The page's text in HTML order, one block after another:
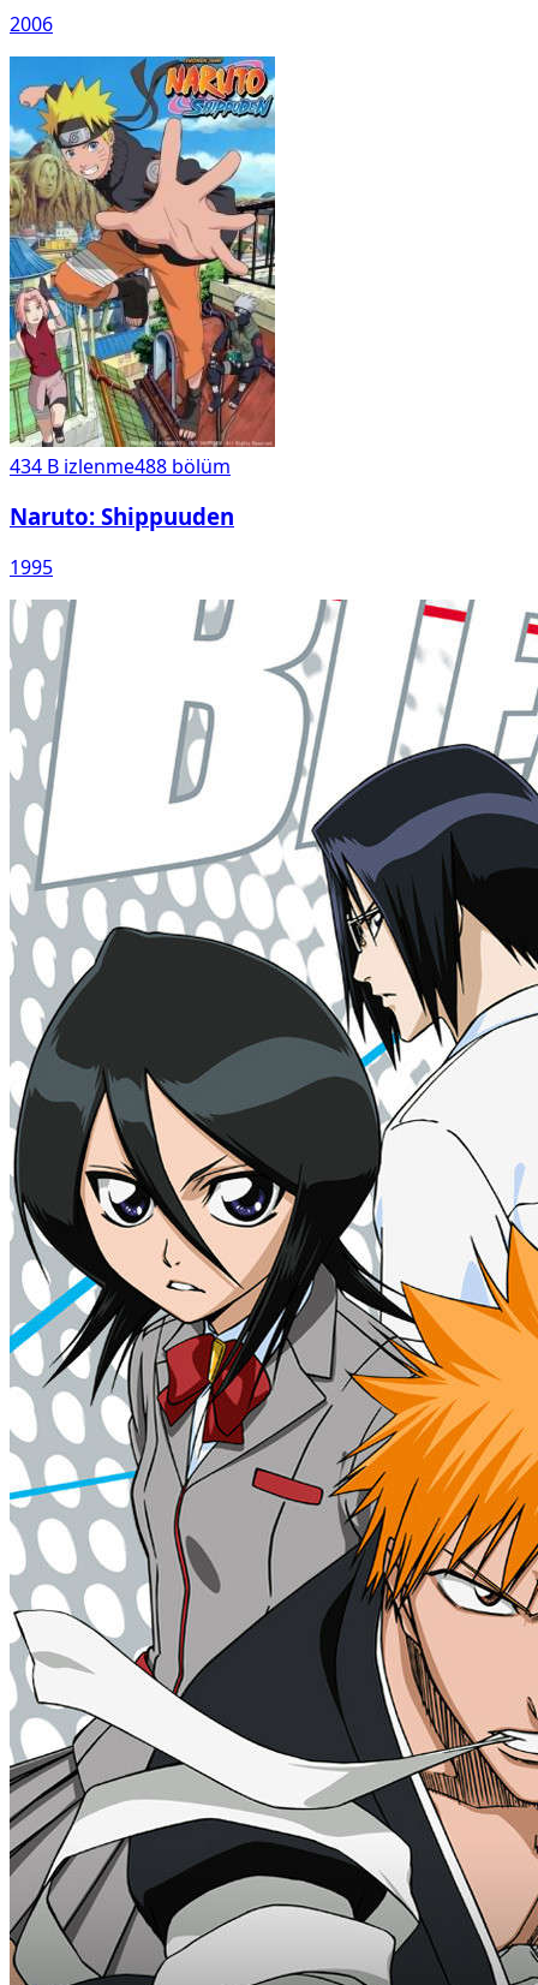
2006
434 B izlenme488 bölüm
Naruto: Shippuuden
1995